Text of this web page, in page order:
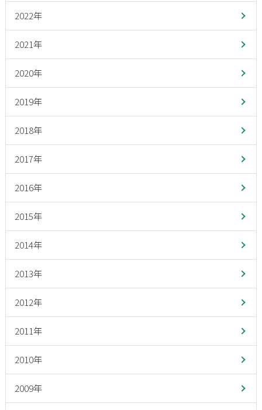
2022年
2021年
2020年
2019年
2018年
2017年
2016年
2015年
2014年
2013年
2012年
2011年
2010年
2009年